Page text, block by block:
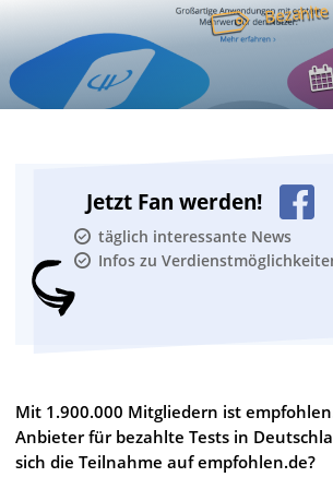
Jetzt Fan werden!
täglich interessante News
Infos zu
Mit 1.900.000 Mitgliedern ist
Anbieter für bezahlte Tests in
sich die Teilnahme auf empfohlen.de?